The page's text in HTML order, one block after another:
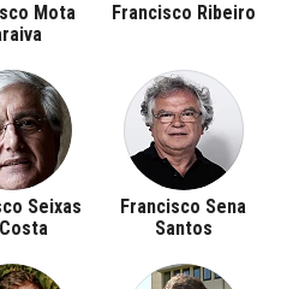
Mota
Francisco Ribeiro
Seixas
Francisco Sena
Santos